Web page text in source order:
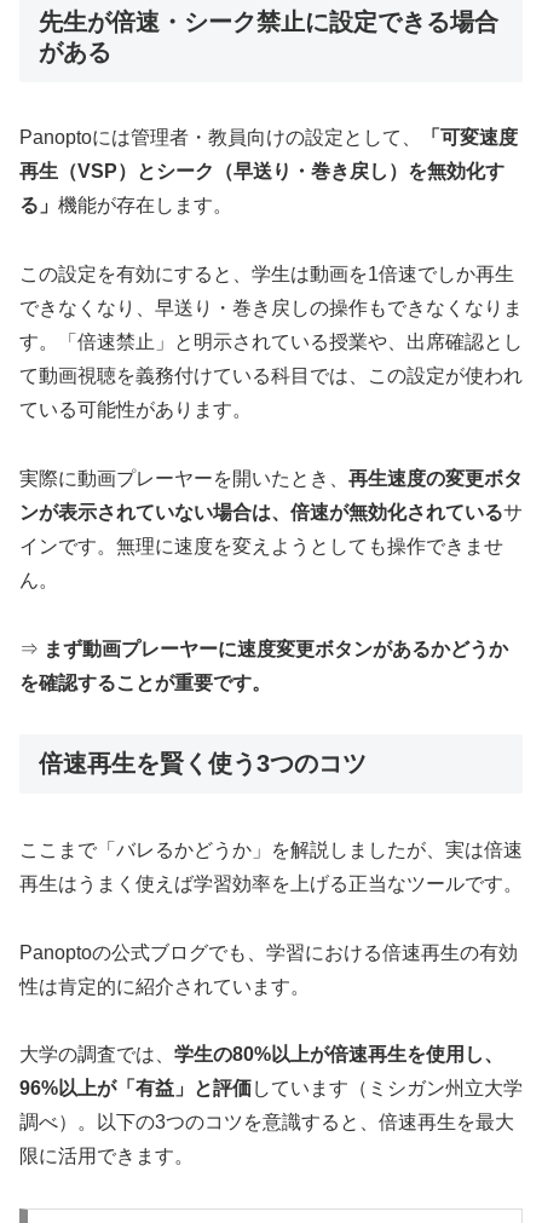
先生が倍速・シーク禁止に設定できる場合
がある
Panoptoには管理者・教員向けの設定として、
「可変速度
再生（VSP）とシーク（早送り・巻き戻し）を無効化す
る」 機能が存在します。
この設定を有効にすると、学生は動画を1倍速でしか再生
できなくなり、早送り・巻き戻しの操作もできなくなりま
す。「倍速禁止」と明示されている授業や、出席確認とし
て動画視聴を義務付けている科目では、この設定が使われ
ている可能性があります。
実際に動画プレーヤーを開いたとき、 再生速度の変更ボタ
ンが表示されていない場合は、倍速が無効化されているサ
インです。無理に速度を変えようとしても操作できませ
ん。
⇒ まず動画プレーヤーに速度変更ボタンがあるかどうか
を確認することが重要です。
倍速再生を賢く使う3つのコツ
ここまで「バレるかどうか」を解説しましたが、実は倍速
再生はうまく使えば学習効率を上げる正当なツールです。
Panoptoの公式ブログでも、学習における倍速再生の有効
性は肯定的に紹介されています。
大学の調査では、 学生の80%以上が倍速再生を使用し、
96%以上が「有益」と評価 しています（ミシガン州立大学
調べ）。以下の3つのコツを意識すると、倍速再生を最大
限に活用できます。